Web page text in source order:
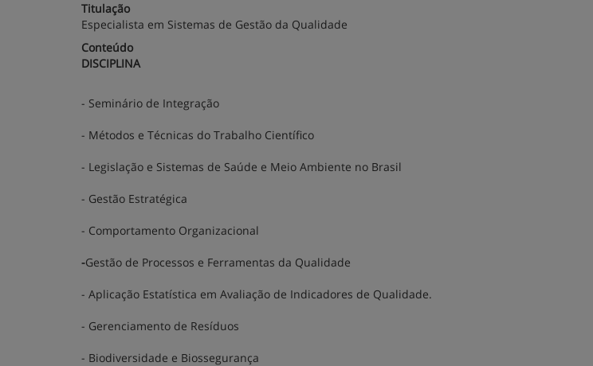
Titulação
Especialista em Sistemas de Gestão da Qualidade
Conteúdo
DISCIPLINA
- Seminário de Integração
- Métodos e Técnicas do Trabalho Científico
- Legislação e Sistemas de Saúde e Meio Ambiente no Brasil
- Gestão Estratégica
- Comportamento Organizacional
-Gestão de Processos e Ferramentas da Qualidade
- Aplicação Estatística em Avaliação de Indicadores de Qualidade.
- Gerenciamento de Resíduos
- Biodiversidade e Biossegurança